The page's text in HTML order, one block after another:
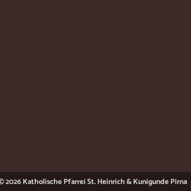
2026 Katholische Pfarrei St. Heinrich & Kunigunde Pirna